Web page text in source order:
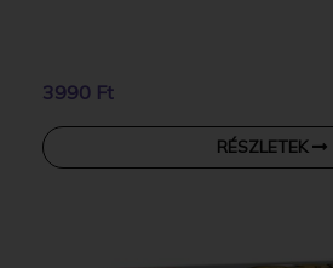
3990 Ft
RÉSZLETEK